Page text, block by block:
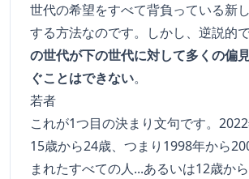
世代の希望をすべて背負っている新
する方法なのです。しかし、逆説的で
の世代が下の世代に対して多くの偏
ぐことはできない。
若者
これが1つ目の決まり文句です。
15歳から24歳、つまり1998年から
まれたすべての人...あるいは12歳か